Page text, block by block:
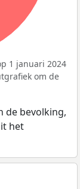
1 januari 2024
om de
de bevolking,
het